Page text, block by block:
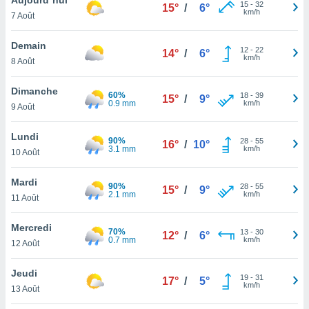
et
»,
au
vous
qu'ils
ou
le
ainsi
un
la
du
7 Août
15° / 6° 15- 32
km/h
Demain
8 Août
14° / 6° 12- 22
km/h
Dimanche
9 Août
60%
0.9 mm
15° / 9° 18- 39
km/h
Lundi
10 Août
90%
3.1 mm
16° / 10° 28- 55
km/h
Mardi
11 Août
90%
2.1 mm
15° / 9° 28- 55
km/h
Mercredi
12 Août
70%
0.7 mm
12° / 6° 13- 30
km/h
Jeudi
13 Août
17° / 5° 19- 31
km/h